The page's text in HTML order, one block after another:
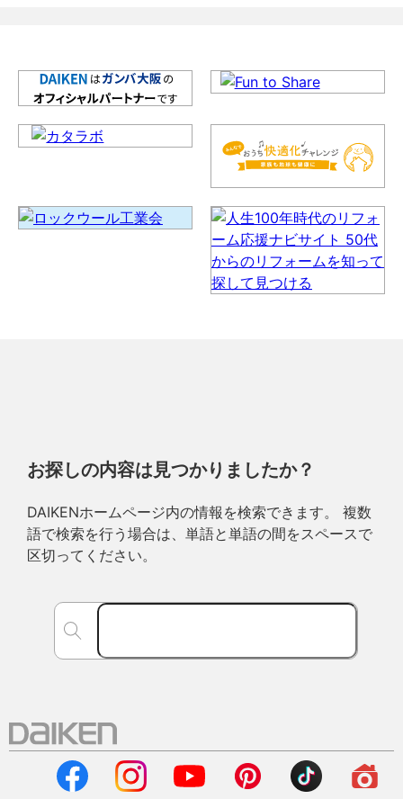
お探しの内容は見つかりましたか？
DAIKENホームページ内の情報を検索できます。 複数
語で検索を行う場合は、単語と単語の間をスペースで
区切ってください。